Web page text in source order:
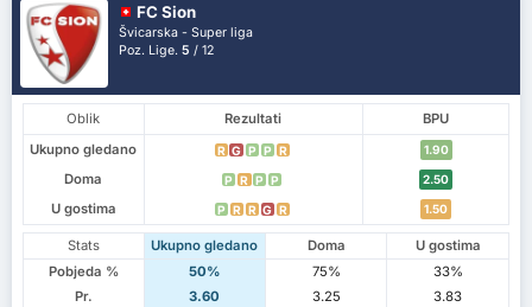
FC Sion
Švicarska - Super liga
Poz. Lige.5 / 12
Oblik Rezultati
BPU
Ukupno gledano
R G P P R 1.90
Doma P R P P 2.50
U gostima P R R G R 1.50
Stats Ukupno gledano Doma
U gostima
Pobjeda %
50% 75%
33%
Pr.
3.60 3.25
3.83